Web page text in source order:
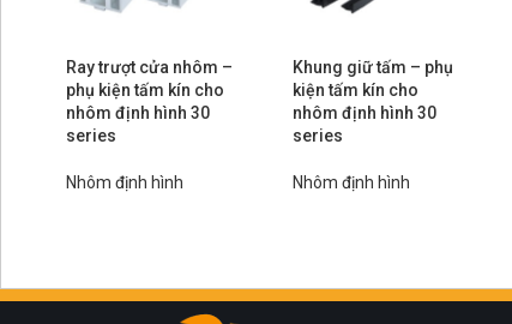
Ray trượt cửa nhôm –
phụ kiện tấm kín cho
nhôm định hình 30
series
Nhôm định hình
Khung giữ tấm – phụ
kiện tấm kín cho
nhôm định hình 30
series
Nhôm định hình